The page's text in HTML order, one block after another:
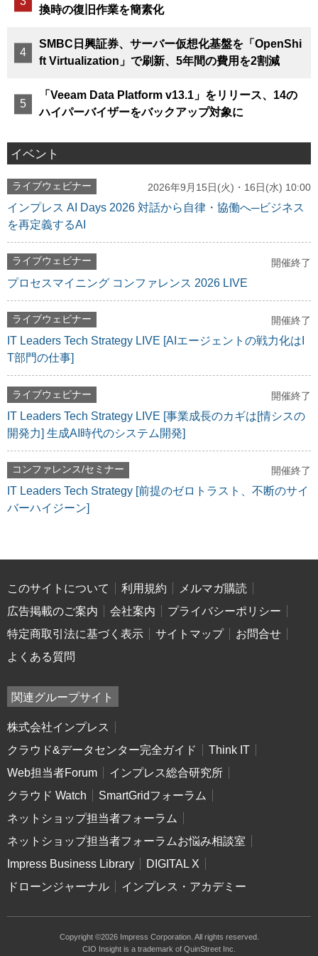
換時の復旧作業を簡素化
SMBC日興証券、サーバー仮想化基盤を「OpenShi
ft Virtualization」で刷新、5年間の費用を2割減
「Veeam Data Platform v13.1」をリリース、14の
ハイパーバイザーをバックアップ対象に
イベント
ライブウェビナー 2026年9月15日(火)・16日(水) 10:00
インプレス AI Days 2026 対話から自律・協働へ─ビジネス
を再定義するAI
ライブウェビナー 開催終了
プロセスマイニング コンファレンス 2026 LIVE
ライブウェビナー 開催終了
IT Leaders Tech Strategy LIVE [AIエージェントの戦力化はI
T部門の仕事]
ライブウェビナー 開催終了
IT Leaders Tech Strategy LIVE [事業成長のカギは[情シスの
開発力] 生成AI時代のシステム開発]
コンファレンス/セミナー 開催終了
IT Leaders Tech Strategy [前提のゼロトラスト、不断のサイ
バーハイジーン]
このサイトについて 利用規約
メルマガ購読
広告掲載のご案内
会社案内
プライバシーポリシー
特定商取引法に基づく表示
サイトマップ
お問合せ
よくある質問
関連グループサイト
株式会社インプレス
クラウド&データセンター完全ガイド
Think IT
Web担当者Forum
インプレス総合研究所
クラウド Watch
SmartGridフォーラム
ネットショップ担当者フォーラム
ネットショップ担当者フォーラムお悩み相談室
Impress Business Library
DIGITAL X
ドローンジャーナル
インプレス・アカデミー
Copyright ©2026 Impress Corporation. All rights reserved.
CIO Insight is a trademark of QuinStreet Inc.